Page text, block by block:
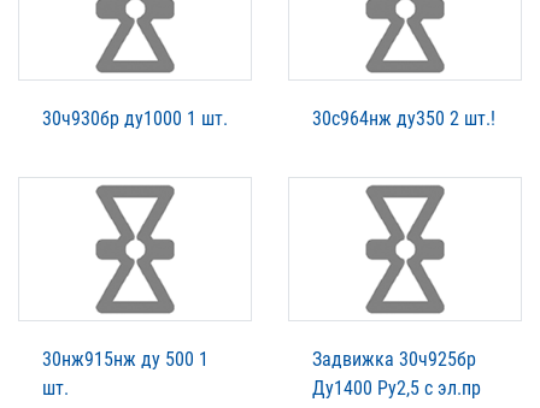
30ч930бр ду1000 1 шт. 30с964нж ду350 2 шт.!
30нж915нж ду 500 1
шт.
Задвижка 30ч925бр
Ду1400 Ру2,5 с эл.пр